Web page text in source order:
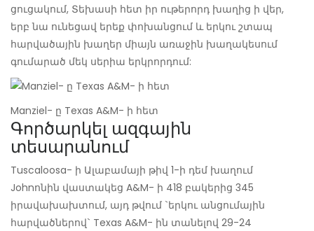
ցուցակում, Տեխասի հետ իր ութերորդ խաղից ի վեր,
երբ նա ունեցավ երեք փոխանցում և երկու շտապ
հարվածային խաղեր միայն առաջին խաղակեսում
գումարած մեկ սերիա երկրորդում:
Manziel- ը Texas A&M- ի հետ
Գործարկել ազգային
տեսարանում
Tuscaloosa- ի Ալաբամայի թիվ 1-ի դեմ խաղում
Johnոնին վաստակեց A&M- ի 418 բակերից 345
իրավախախտում, այդ թվում `երկու անցումային
հարվածներով` Texas A&M- ին տանելով 29-24